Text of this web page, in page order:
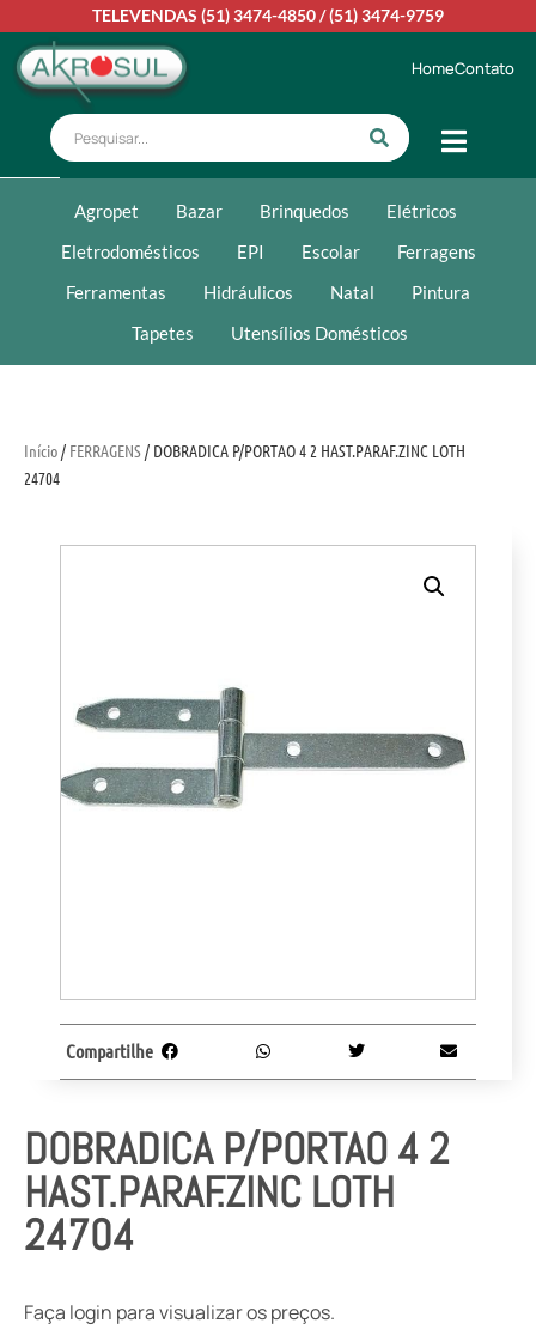
TELEVENDAS (51) 3474-4850/(51) 3474-9759
HomeContato
Agropet Bazar Brinquedos
Elétricos
Eletrodomésticos
EPI Escolar
Ferragens
Ferramentas
Hidráulicos Natal
Pintura
Tapetes
Utensílios Domésticos
Início/ FERRAGENS/ DOBRADICA P/PORTAO 4 2 HAST.PARAF.ZINC LOTH
24704
DOBRADICA P/PORTAO 4 2
HAST.PARAF.ZINC LOTH
24704
Faça login para visualizar os preços.
Compartilhe